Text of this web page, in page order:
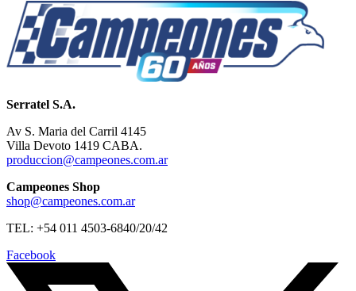
Serratel S.A.
Av S. Maria del Carril 4145
Villa Devoto 1419 CABA.
produccion@campeones.com.ar
Campeones Shop
shop@campeones.com.ar
TEL: +54 011 4503-6840/20/42
Facebook